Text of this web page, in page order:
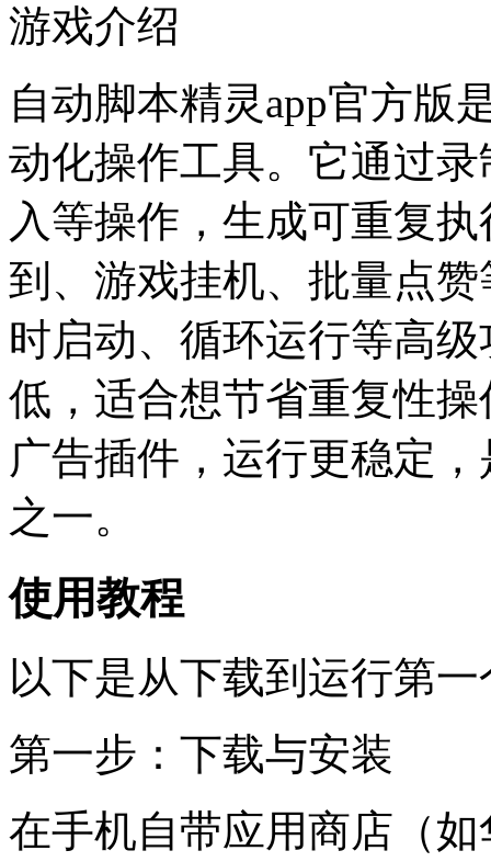
游戏介绍
自动脚本精灵app官方版
动化操作工具。它通过
入等操作，生成可重复
到、游戏挂机、批量点
时启动、循环运行等高
低，适合想节省重复性
广告插件，运行更稳定
之一。
使用教程
以下是从下载到运行第
第一步：下载与安装
在手机自带应用商店（